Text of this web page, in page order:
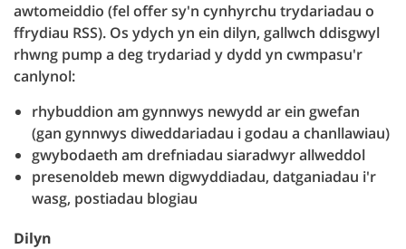
awtomeiddio (fel offer sy'n cynhyrchu trydariadau o
ffrydiau RSS). Os ydych yn ein dilyn, gallwch ddisgwyl
rhwng pump a deg trydariad y dydd yn cwmpasu'r
canlynol:
rhybuddion am gynnwys newydd ar ein gwefan
(gan gynnwys diweddariadau i godau a chanllawiau)
gwybodaeth am drefniadau siaradwyr allweddol
presenoldeb mewn digwyddiadau, datganiadau i'r
wasg, postiadau blogiau
Dilyn